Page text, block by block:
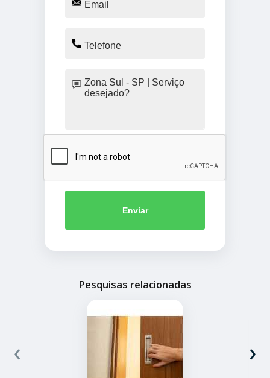
Enviar
Pesquisas relacionadas
‹ ›